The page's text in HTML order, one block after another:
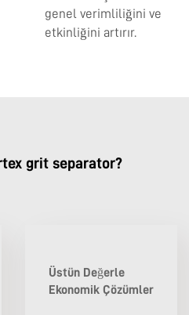
genel verimliliğini ve
etkinliğini artırır.
grit separator?
Üstün Değerle
Ekonomik Çözümler